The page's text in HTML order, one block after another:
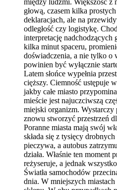
między ludźmi. Większość z
głową, czasem kilka
deklaracjach, ale na
odległość czy logistykę.
interpretację nadchodzących
kilka minut spaceru,
doświadczenia, a nie tylko o
powinien być wyłącznie
Latem słońce wypełnia
cięższy. Ciemność ustępuje
jakby całe miasto
mieście jest najuczciwszą
miejski organizm. Wystarczy
znowu stworzyć przestrzeń
Poranne miasta mają swój
składa się z tysięcy
pieczywa, a autobus
działa. Właśnie ten
reżyseruje, a jednak
Światła samochodów
dnia. W mniejszych